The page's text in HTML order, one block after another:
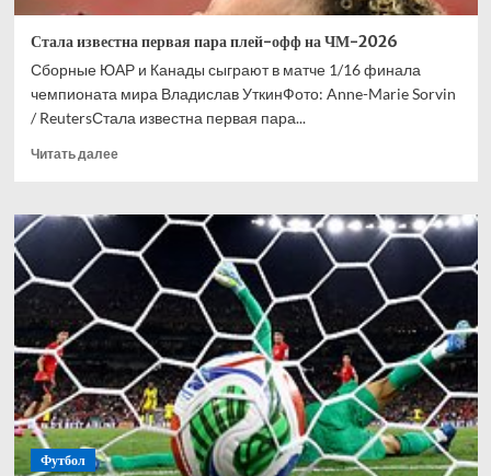
Стала известна первая пара плей-офф на ЧМ-2026
Сборные ЮАР и Канады сыграют в матче 1/16 финала
чемпионата мира Владислав УткинФото: Anne-Marie Sorvin
/ ReutersСтала известна первая пара...
Читать далееПрочитать
Стала
известна
первая
пара
плей-
офф
на
ЧМ-2026
Футбол